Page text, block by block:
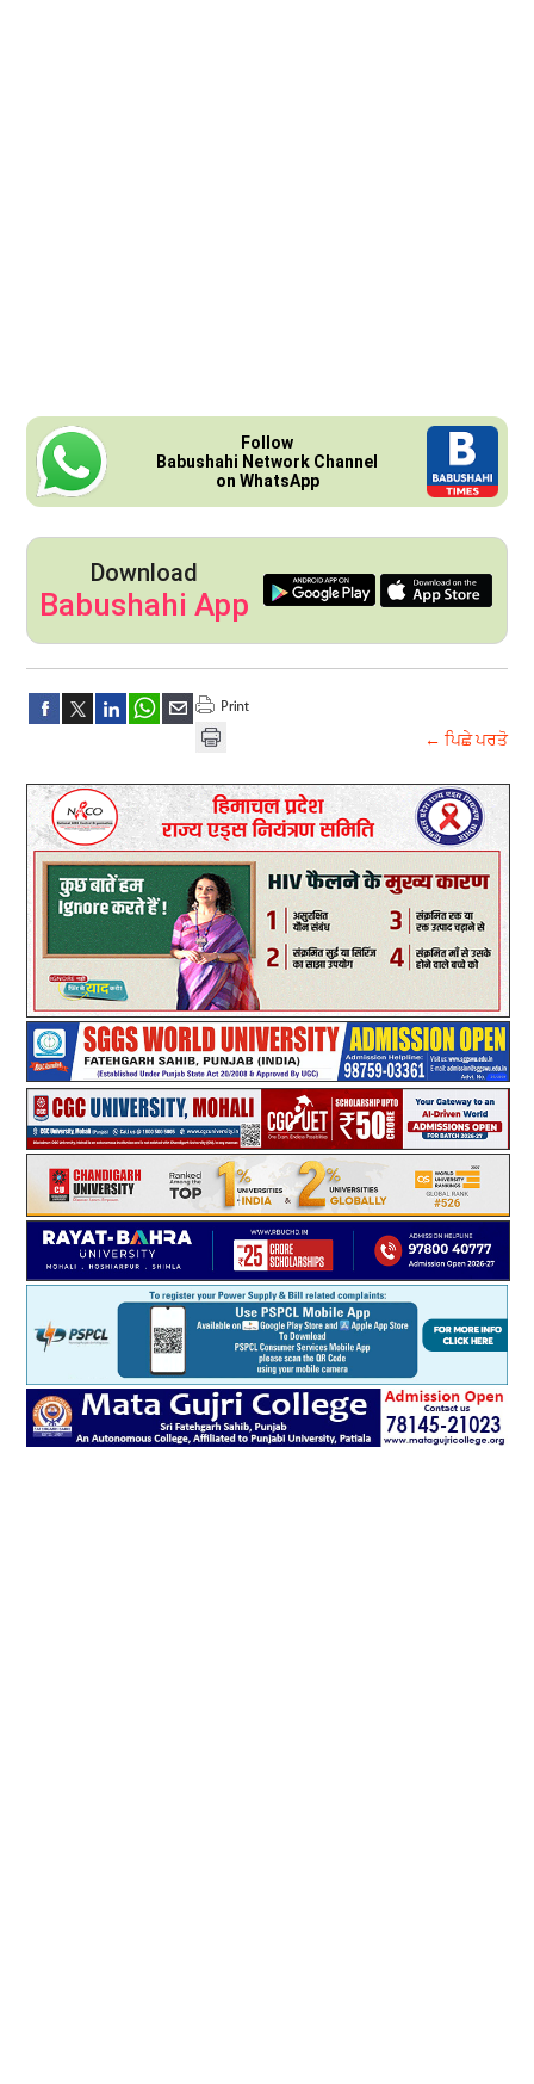
Follow
Babushahi Network Channel
on WhatsApp
Download
Babushahi App
← ਪਿਛੇ ਪਰਤੋ